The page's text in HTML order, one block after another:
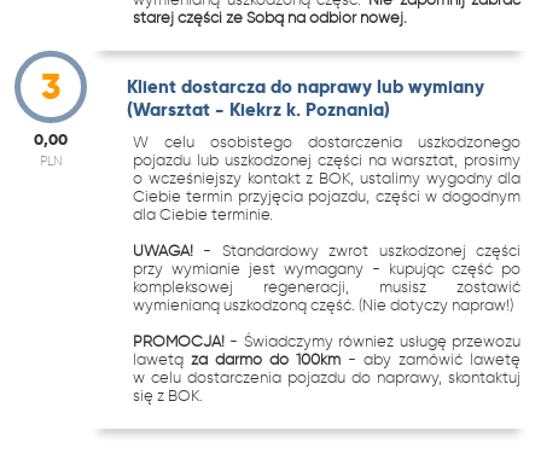
starej części ze Sobą na odbiór nowej.
3
0,00
PLN
Klient dostarcza do naprawy lub wymiany
(Warsztat - Kiekrz k. Poznania)
W celu osobistego dostarczenia uszkodzonego
pojazdu lub uszkodzonej części na warsztat, prosimy
o wcześniejszy kontakt z BOK, ustalimy wygodny dla
Ciebie termin przyjęcia pojazdu, części w dogodnym
dla Ciebie terminie.
UWAGA! - Standardowy zwrot uszkodzonej części
przy wymianie jest wymagany - kupując część po
kompleksowej regeneracji, musisz zostawić
wymienianą uszkodzoną część. (Nie dotyczy napraw!)
PROMOCJA! - Świadczymy również usługę przewozu
lawetąza darmo do 100km - aby zamówić lawetę
w celu dostarczenia pojazdu do naprawy, skontaktuj
się z BOK.